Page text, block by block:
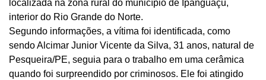
localizada na zona rural do município de Ipanguaçu,
interior do Rio Grande do Norte.
Segundo informações, a vítima foi identificada, como
sendo Alcimar Junior Vicente da Silva, 31 anos, natural de
Pesqueira/PE, seguia para o trabalho em uma cerâmica
quando foi surpreendido por criminosos. Ele foi atingido